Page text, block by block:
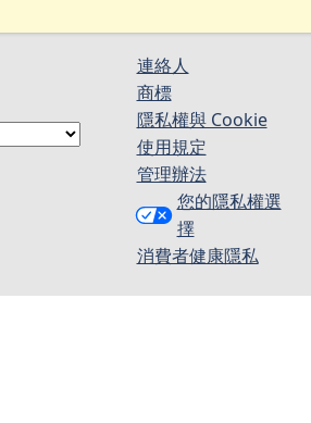
連絡人​​
商標
隱私權與 Cookie
使用規定
管理辦法
您的隱私權選
擇
消費者健康隱私